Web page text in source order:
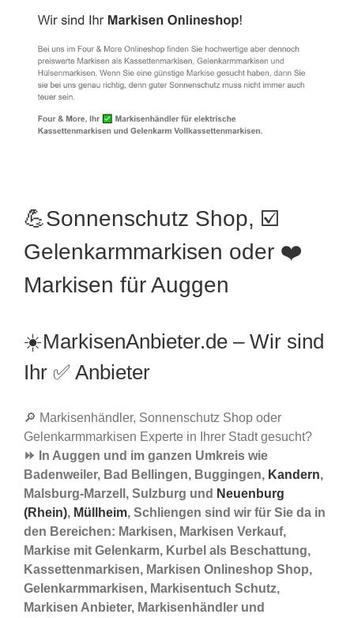
💪Sonnenschutz Shop, ☑️
Gelenkarmmarkisen oder ❤️
Markisen für Auggen
☀️MarkisenAnbieter.de – Wir sind
Ihr ✅ Anbieter
🔎 Markisenhändler, Sonnenschutz Shop oder
Gelenkarmmarkisen Experte in Ihrer Stadt gesucht?
⏩ In Auggen und im ganzen Umkreis wie
Badenweiler, Bad Bellingen, Buggingen, Kandern,
Malsburg-Marzell, Sulzburg und Neuenburg
(Rhein), Müllheim, Schliengen sind wir für Sie da in
den Bereichen: Markisen, Markisen Verkauf,
Markise mit Gelenkarm, Kurbel als Beschattung,
Kassettenmarkisen, Markisen Onlineshop Shop,
Gelenkarmmarkisen, Markisentuch Schutz,
Markisen Anbieter, Markisenhändler und